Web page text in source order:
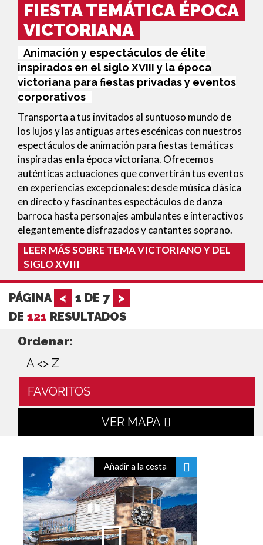
FIESTA TEMÁTICA ÉPOCA
VICTORIANA
Animación y espectáculos de élite
inspirados en el siglo XVIII y la época
victoriana para fiestas privadas y eventos
corporativos
Transporta a tus invitados al suntuoso mundo de
los lujos y las antiguas artes escénicas con nuestros
espectáculos de animación para fiestas temáticas
inspiradas en la época victoriana. Ofrecemos
auténticas actuaciones que convertirán tus eventos
en experiencias excepcionales: desde música clásica
en directo y fascinantes espectáculos de danza
barroca hasta personajes ambulantes e interactivos
elegantemente disfrazados y cantantes soprano.
LEER MÁS SOBRE TEMA VICTORIANO Y DEL
SIGLO XVIII
PÁGINA < 1 DE 7
>
DE 121 RESULTADOS
Ordenar:
A <> Z
FAVORITOS
VER MAPA
Añadir a la cesta